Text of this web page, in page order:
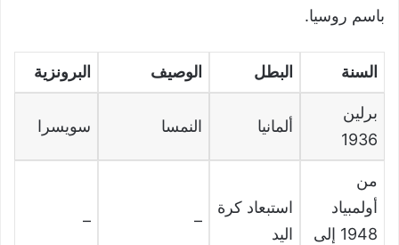
باسم روسيا.
السنة البطل الوصيف البرونزية
برلين
1936
ألمانيا النمسا سويسرا
من
أولمبياد
1948 إلى
استبعاد كرة
اليد
–
–